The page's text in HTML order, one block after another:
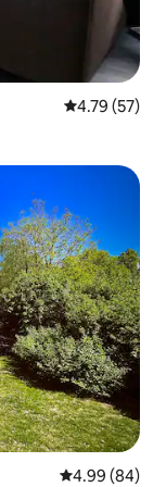
Calificación
4.79 (57)
Calificación
4.99 (84)